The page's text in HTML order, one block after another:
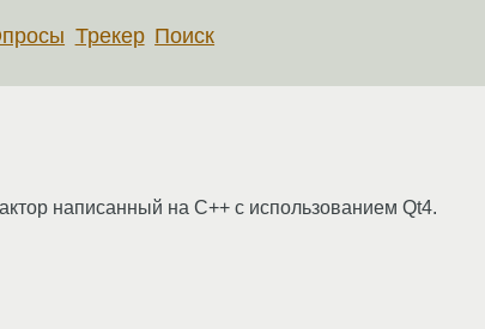
Трекер Поиск
написанный на C++ с использованием Qt4.